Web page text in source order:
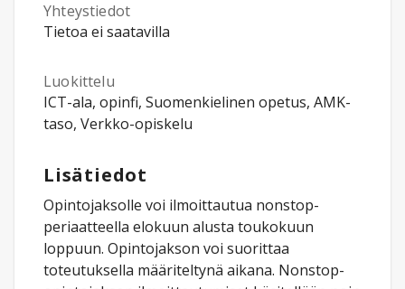
Yhteystiedot
Tietoa ei saatavilla
Luokittelu
ICT-ala, opinfi, Suomenkielinen opetus, AMK-
taso, Verkko-opiskelu
Lisätiedot
Opintojaksolle voi ilmoittautua nonstop-
periaatteella elokuun alusta toukokuun
loppuun. Opintojakson voi suorittaa
toteutuksella määriteltynä aikana. Nonstop-